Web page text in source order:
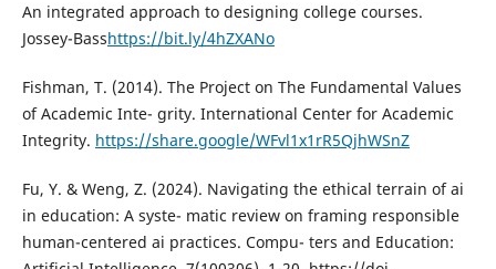
An integrated approach to designing college courses.
Jossey-Basshttps://bit.ly/4hZXANo
Fishman, T. (2014). The Project on The Fundamental Values
of Academic Inte- grity. International Center for Academic
Integrity. https://share.google/WFvl1x1rR5QjhWSnZ
Fu, Y. & Weng, Z. (2024). Navigating the ethical terrain of ai
in education: A syste- matic review on framing responsible
human-centered ai practices. Compu- ters and Education: